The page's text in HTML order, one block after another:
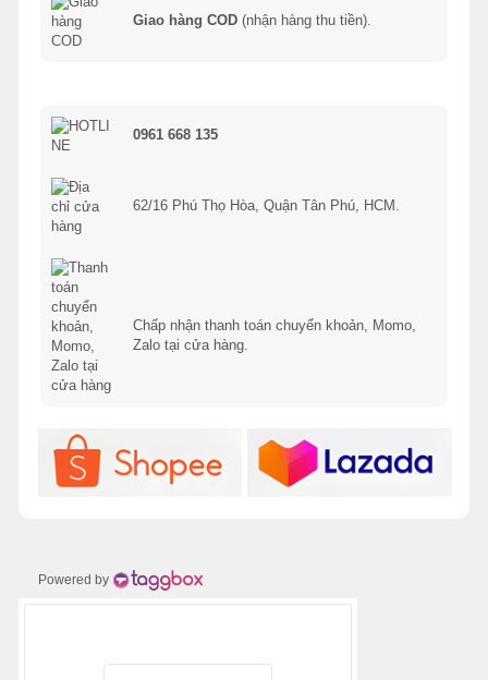
Giao hàng COD (nhận hàng thu tiền).
0961 668 135
62/16 Phú Thọ Hòa, Quận Tân Phú, HCM.
Chấp nhận thanh toán chuyển khoản, Momo,
Zalo tại cửa hàng.
Powered by